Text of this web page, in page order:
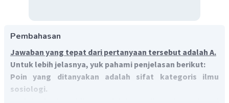
Pembahasan
Jawaban yang tepat dari pertanyaan tersebut adalah A.
Untuk lebih jelasnya, yuk pahami penjelasan berikut:
Poin yang ditanyakan adalah sifat kategoris ilmu
sosiologi.